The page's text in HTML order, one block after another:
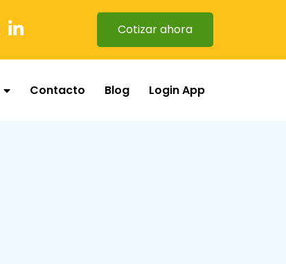
Cotizar ahora
Contacto Blog Login App